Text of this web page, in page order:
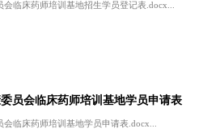
会临床药师培训基地招生学员登记表.docx...
员会临床药师培训基地学员申请表
会临床药师培训基地学员申请表.docx...